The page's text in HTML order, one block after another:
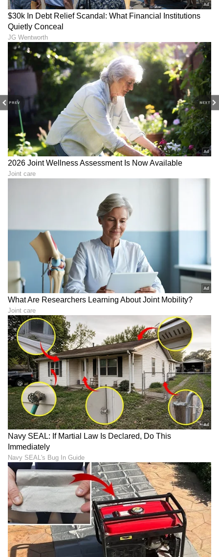
PREV NEXT
LATEST VIDEOS
India News
Kannada News
ಅಪ್ಡೇಟ್‌ಗಳಿಗಾಗಿ ಏಷ್ಯಾನೆಟ್ ಸುವರ್ಣ ನ್ಯೂಸ್‌ ಫಾಲೋ
ಮಾಡಿ. ಬ್ರೇಕಿಂಗ್ ಸುದ್ದಿ (Latest Kannada News
ವಿಶೇಷ ವರದಿಗಳು ಮತ್ತು ನೇರ ಪ್ರಸಾರಗಳೊಂದಿಗೆ
kannada news live) ಸಂಪೂರ್ಣ ಮಾಹಿತಿ ಒಂದೇ
ಕ್ಲಿಕ್‌ನಲ್ಲಿ ಲಭ್ಯ. ಏಷ್ಯಾನೆಟ್ ಸುವರ್ಣ ನ್ಯೂಸ್ ಅಧಿಕೃತ
ಆ್ಯಪ್ ಡೌನ್‌ಲೋಡ್ ಮಾಡಿ ಹಾಗು ಎಲ್ಲಾ ಅಪ್‌ಡೇಟ್
ಗಳನ್ನು ಪಡೆಯಿರಿ
ABOUT THE AUTHOR
CK Chethan Kumar
ಎಲೆಕ್ಟ್ರಾನಿಕ್, ಡಿಜಿಟಲ್ ಮಾಧ್ಯಮ ಸೇರಿ ಪತ್ರಿಕೋದ್ಯಮದಲ್ಲಿ 13
ವರ್ಷಗಳ ಅನುಭವ. ಊರು ಧರ್ಮಸ್ಥಳ. ಪತ್ರಿಕೋದ್ಯಮ
ಸ್ನಾತಕೋತ್ತರ ಪದವಿ ಪಡೆದಿದ್ದು ಉಜಿರೆ ಎಸ್‌ಡಿಎಂನಲ್ಲಿ. ಟಿವಿ9,
ಸ್ಟಾರ್ ಸ್ಪೋರ್ಟ್ಸ್‌ನಲ್ಲಿ ಕಾರ್ಯ ನಿರ್ವಹಿಸಿದ ಅನುಭವವಿದೆ.
ರಾಷ್ಟ್ರೀಯ, ಅಂತಾರಾಷ್ಟ್ರೀಯ, ಜಿಯೋ ಪಾಲಿಟಿಕ್ಸ್, ಆಟೋ, ಟೆಕ್,
ಸ್ಪೋರ್ಟ್ಸ್..ಏನೇ ಕೊಟ್ಟರೂ ಬರೆಯೋದು ನನ್ನ ಶಕ್ತಿ.
ಬೆಲೆ ಏರಿಕೆ ಭಾರತ ಸುದ್ದಿ ಕರ್ನಾಟಕ ಸುದ್ದಿ